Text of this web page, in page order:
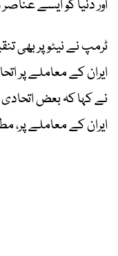
اور دنیا کو ایسے
ٹرمپ نے نیٹو پر بھی
ایران کے معاملے پر
نے کہا کہ بعض
ایران کے معاملے پر،